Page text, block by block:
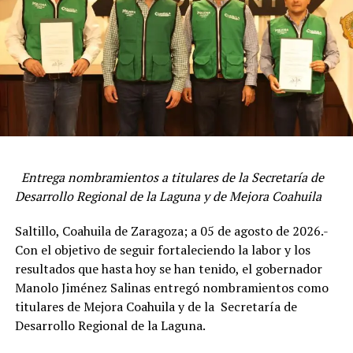
ADVERTISEMENT
Reconoció que este modelo de seguridad cuenta con tres
factores primarios: un gobernador que le entra al tema
de seguridad; una coordinación total entre todas las
fuerzas de seguridad, el Poder Judicial y el Congreso del
Estado; y el papel relevante que toman las y los
ciudadanos en el tema de seguridad.
Entrega nombramientos a titulares de la Secretaría de
Desarrollo Regional de la Laguna y de Mejora Coahuila
Saltillo, Coahuila de Zaragoza; a 05 de agosto de 2026.-
Con el objetivo de seguir fortaleciendo la labor y los
resultados que hasta hoy se han tenido, el gobernador
Manolo Jiménez Salinas entregó nombramientos como
titulares de Mejora Coahuila y de la Secretaría de
Desarrollo Regional de la Laguna.